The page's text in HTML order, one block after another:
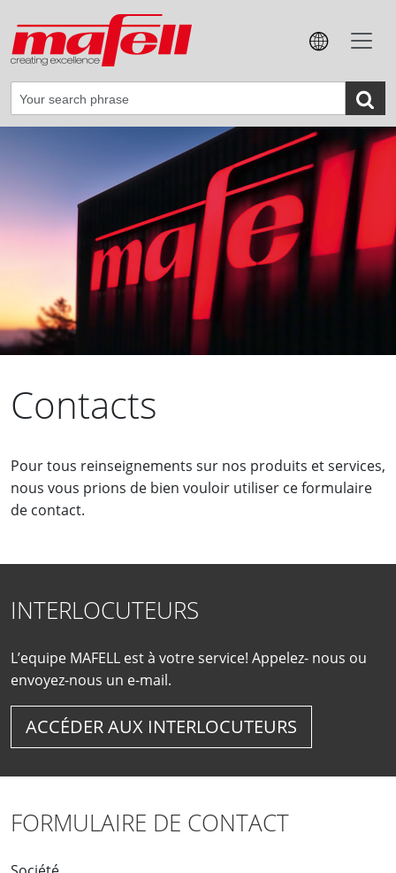
Contacts
Pour tous reinseignements sur nos produits et services,
nous vous prions de bien vouloir utiliser ce formulaire
de contact.
INTERLOCUTEURS
L’equipe MAFELL est à votre service! Appelez- nous ou
envoyez-nous un e-mail.
ACCÉDER AUX INTERLOCUTEURS
FORMULAIRE DE CONTACT